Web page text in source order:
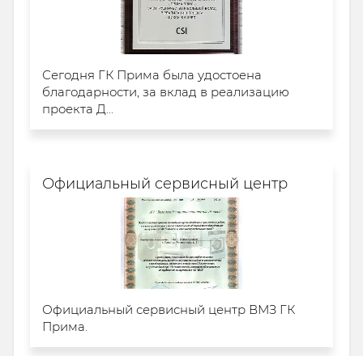
Сегодня ГК Прима была удостоена
благодарности, за вклад в реализацию
проекта Д...
Официальный сервисный центр
Официальный сервисный центр ВМЗ ГК
Прима.